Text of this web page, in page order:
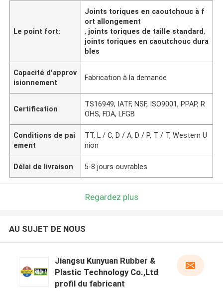
Le point fort:
Joints toriques en caoutchouc à f
ort allongement
, joints toriques de taille standard,
joints toriques en caoutchouc dura
bles
Capacité d'approv
isionnement
Fabrication à la demande
Certification
TS16949, IATF, NSF, ISO9001, PPAP, R
OHS, FDA, LFGB
Conditions de pai
ement
TT, L / C, D / A, D / P, T / T, Western U
nion
Délai de livraison 5-8 jours ouvrables
Regardez plus
AU SUJET DE NOUS
Jiangsu Kunyuan Rubber &
Plastic Technology Co.,Ltd
profil du fabricant